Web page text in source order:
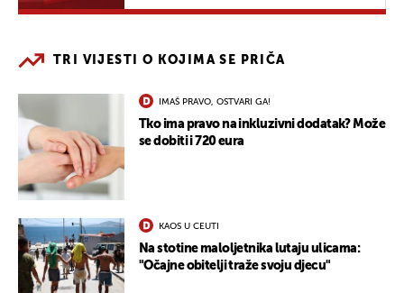
TRI VIJESTI O KOJIMA SE PRIČA
IMAŠ PRAVO, OSTVARI GA!
Tko ima pravo na inkluzivni dodatak? Može
se dobiti i 720 eura
KAOS U CEUTI
Na stotine maloljetnika lutaju ulicama:
"Očajne obitelji traže svoju djecu"